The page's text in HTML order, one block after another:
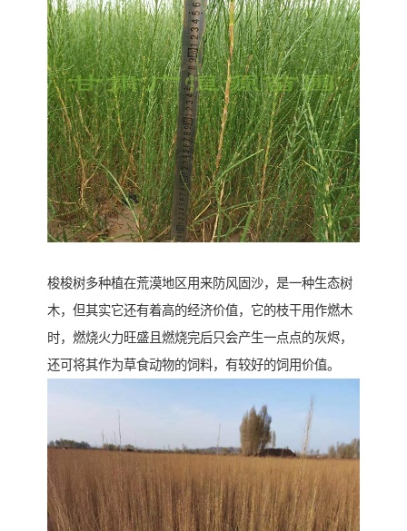
梭梭树多种植在荒漠地区用来防风固沙，是一种生态树
木，但其实它还有着高的经济价值，它的枝干用作燃木
时，燃烧火力旺盛且燃烧完后只会产生一点点的灰烬，
还可将其作为草食动物的饲料，有较好的饲用价值。